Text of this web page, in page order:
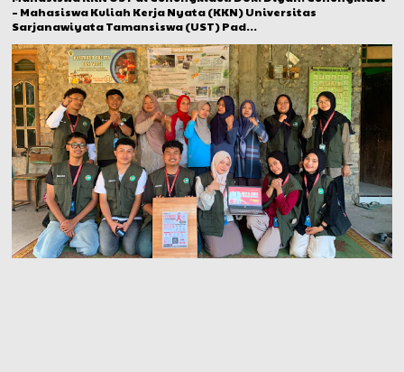
– Mahasiswa Kuliah Kerja Nyata (KKN) Universitas
Sarjanawiyata Tamansiswa (UST) Pad...